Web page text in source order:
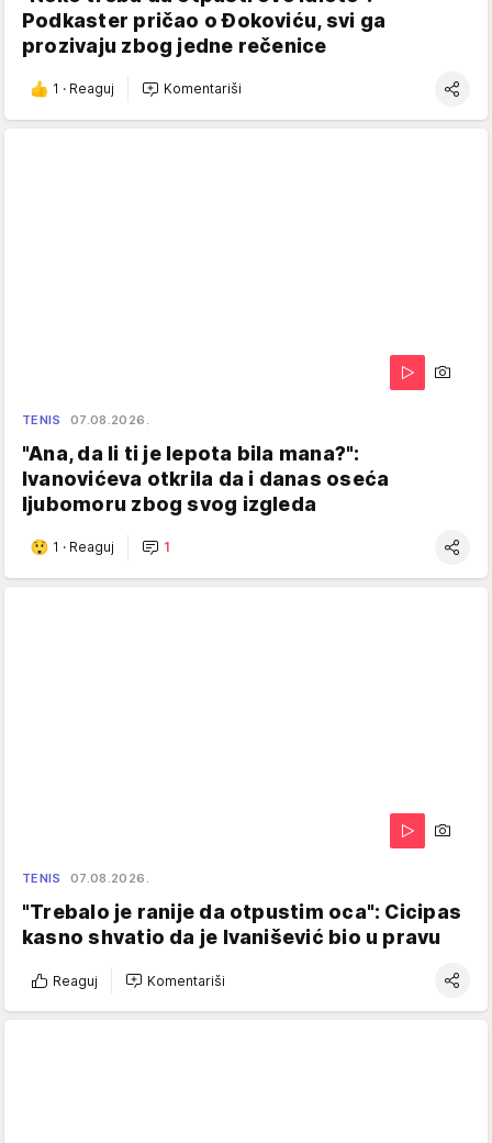
Podkaster pričao o Đokoviću, svi ga
prozivaju zbog jedne rečenice
1 · Reaguj Komentariši
TENIS 07.08.2026.
"Ana, da li ti je lepota bila mana?":
Ivanovićeva otkrila da i danas oseća
ljubomoru zbog svog izgleda
1 · Reaguj 1
TENIS 07.08.2026.
"Trebalo je ranije da otpustim oca": Cicipas
kasno shvatio da je Ivanišević bio u pravu
Reaguj Komentariši